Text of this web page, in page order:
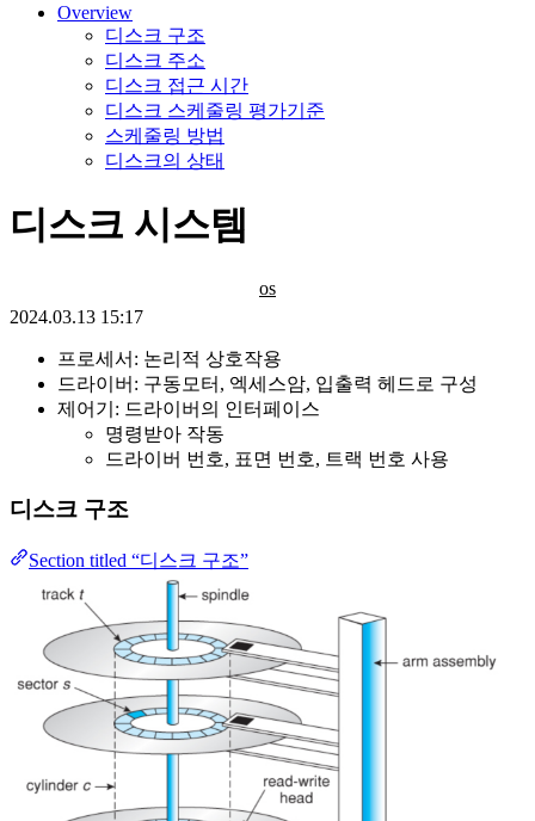
Overview
디스크 구조
디스크 주소
디스크 접근 시간
디스크 스케줄링 평가기준
스케줄링 방법
디스크의 상태
디스크 시스템
os
2024.03.13 15:17
프로세서: 논리적 상호작용
드라이버: 구동모터, 엑세스암, 입출력 헤드로 구성
제어기: 드라이버의 인터페이스
명령받아 작동
드라이버 번호, 표면 번호, 트랙 번호 사용
디스크 구조
Section titled “디스크 구조”